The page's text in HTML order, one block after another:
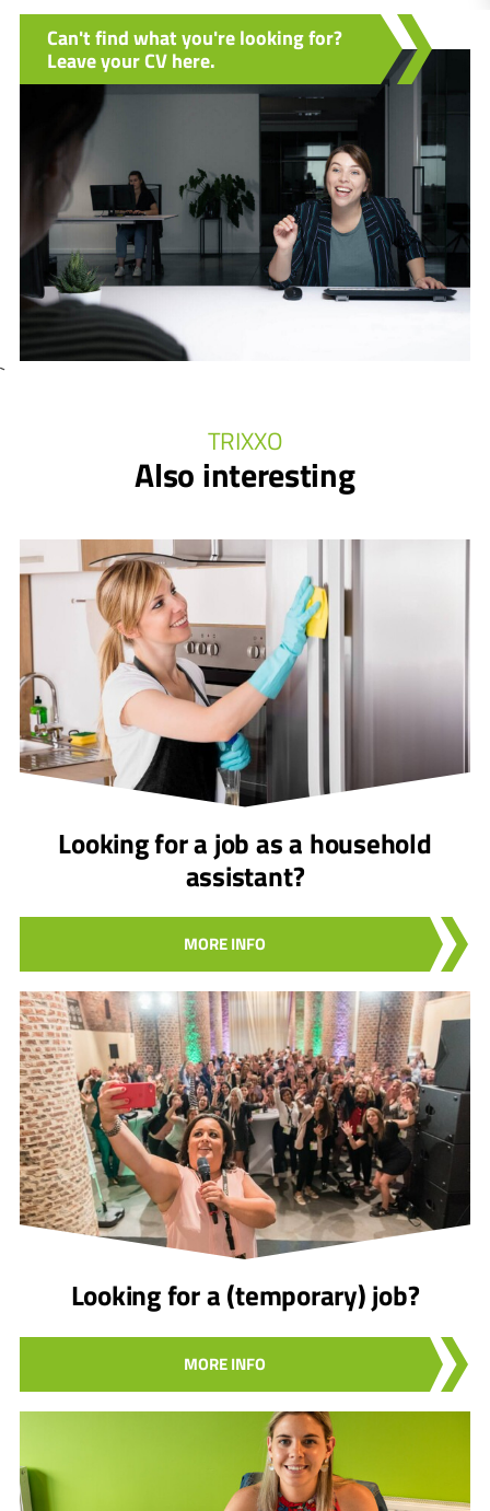
Can't find what you're looking for?
Leave your CV here.
`
TRIXXO
Also interesting
Looking for a job as a household
assistant?
MORE INFO
Looking for a (temporary) job?
MORE INFO